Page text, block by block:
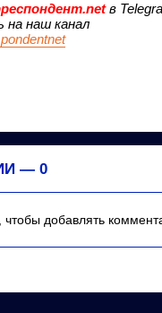
в
на наш канал
— 0
, чтобы добавлять